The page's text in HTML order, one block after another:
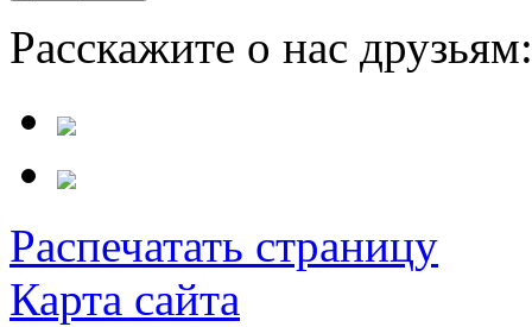
Расскажите о нас
Распечатать страницу
Карта сайта